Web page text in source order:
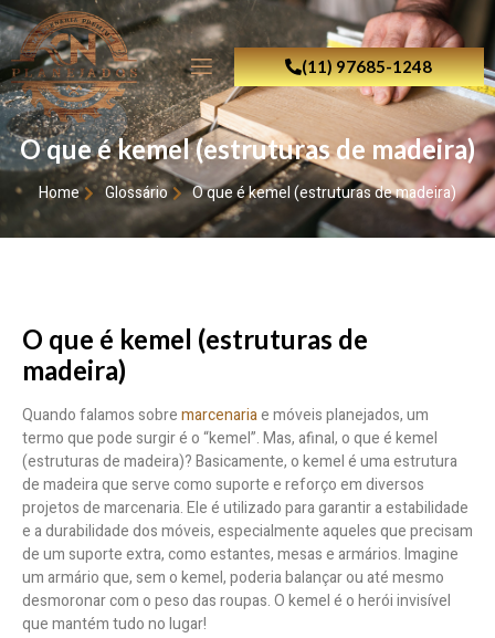
(11) 97685-1248
O que é kemel (estruturas de madeira)
Home Glossário O que é kemel (estruturas de madeira)
O que é kemel (estruturas de
madeira)
Quando falamos sobremarcenariae móveis planejados, um
termo que pode surgir é o “kemel”. Mas, afinal, o que é kemel
(estruturas de madeira)? Basicamente, o kemel é uma estrutura
de madeira que serve como suporte e reforço em diversos
projetos de marcenaria. Ele é utilizado para garantir a estabilidade
e a durabilidade dos móveis, especialmente aqueles que precisam
de um suporte extra, como estantes, mesas e armários. Imagine
um armário que, sem o kemel, poderia balançar ou até mesmo
desmoronar com o peso das roupas. O kemel é o herói invisível
que mantém tudo no lugar!